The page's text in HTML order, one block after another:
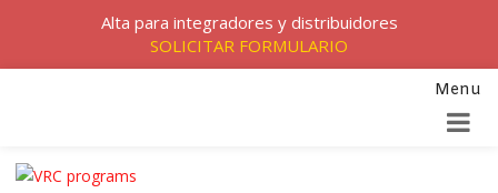
Menu
Skip to navigation
Skip to content
Alta para integradores y distribuidores
SOLICITAR FORMULARIO